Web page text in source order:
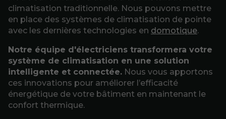
climatisation traditionnelle. Nous pouvons mettre
en place des systèmes de climatisation de pointe
avec les dernières technologies en domotique.
Notre équipe d'électriciens transformera votre
système de climatisation en une solution
intelligente et connectée. Nous vous apportons
ces innovations pour améliorer l’efficacité
énergétique de votre bâtiment en maintenant le
confort thermique.